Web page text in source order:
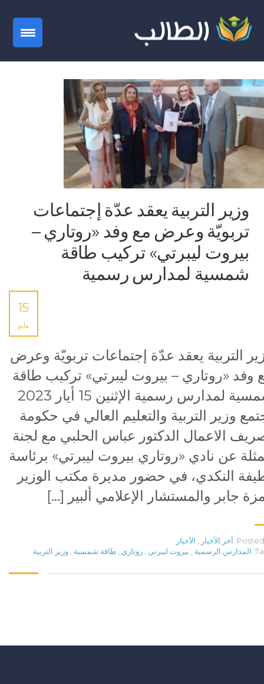
وزير التربية يعقد عدّة إجتماعات
تربويّة وعرض مع وفد «روتاري –
بيروت ليبرتي» تركيب طاقة
شمسية لمدارس رسمية
15
مايو
التربية يعقد عدّة إجتماعات تربويّة وعرض
وفد «روتاري – بيروت ليبرتي» تركيب طاقة
شمسية لمدارس رسمية الإثنين 15 أيار 2023
وزير التربية والتعليم العالي في حكومة
الاعمال الدكتور عباس الحلبي مع لجنة
عن نادي «روتاري بيروت ليبرتي» برئاسة
النكدي، في حضور مديرة مكتب الوزير
جابر والمستشار الإعلامي ألبير […]
Posted آخر الأخبار , الأخبار
المدارس الرسمية , بيروت ليبرتي , روتاري , طاقة شمسية , وزير التربية